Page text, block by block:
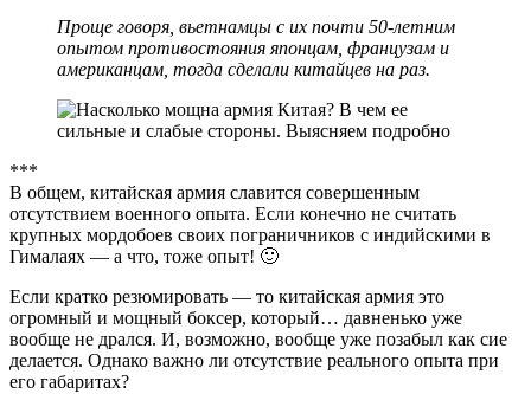
Проще говоря, вьетнамцы с их почти 50-летним
опытом противостояния японцам, французам и
американцам, тогда сделали китайцев на раз.
***
В общем, китайская армия славится совершенным
отсутствием военного опыта. Если конечно не считать
крупных мордобоев своих пограничников с индийскими в
Гималаях — а что, тоже опыт! 🙂
Если кратко резюмировать — то китайская армия это
огромный и мощный боксер, который… давненько уже
вообще не дрался. И, возможно, вообще уже позабыл как сие
делается. Однако важно ли отсутствие реального опыта при
его габаритах?